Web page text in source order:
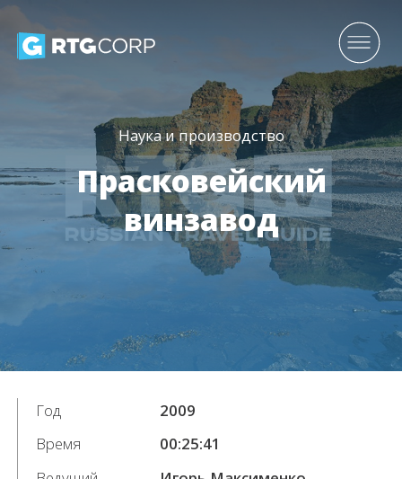
Наука и производство
Прасковейский
винзавод
Год
2009
Время
00:25:41